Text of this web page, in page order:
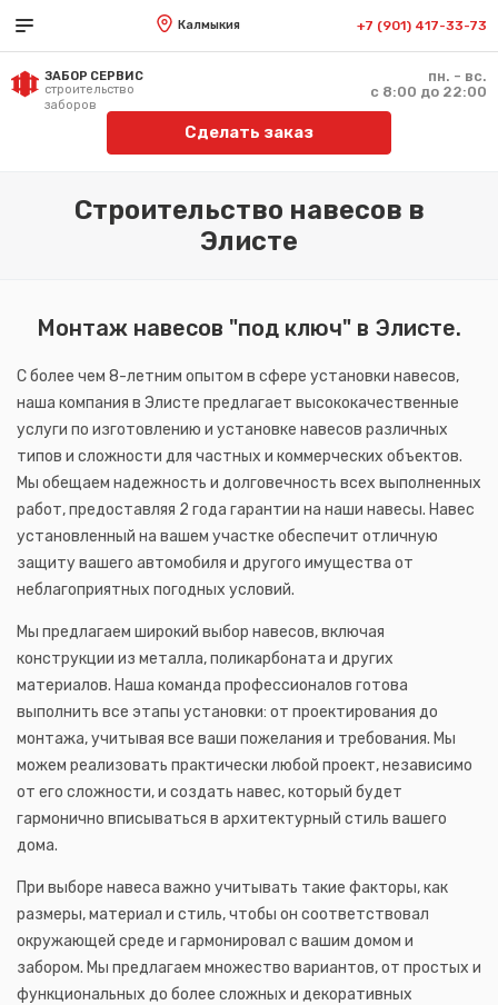
Калмыкия +7 (901) 417-33-73
ЗАБОР СЕРВИС
строительство
заборов
пн. - вс.
с 8:00 до 22:00
Сделать заказ
Строительство навесов в
Элисте
Монтаж навесов "под ключ" в Элисте.
С более чем 8-летним опытом в сфере установки навесов,
наша компания в Элисте предлагает высококачественные
услуги по изготовлению и установке навесов различных
типов и сложности для частных и коммерческих объектов.
Мы обещаем надежность и долговечность всех выполненных
работ, предоставляя 2 года гарантии на наши навесы. Навес
установленный на вашем участке обеспечит отличную
защиту вашего автомобиля и другого имущества от
неблагоприятных погодных условий.
Мы предлагаем широкий выбор навесов, включая
конструкции из металла, поликарбоната и других
материалов. Наша команда профессионалов готова
выполнить все этапы установки: от проектирования до
монтажа, учитывая все ваши пожелания и требования. Мы
можем реализовать практически любой проект, независимо
от его сложности, и создать навес, который будет
гармонично вписываться в архитектурный стиль вашего
дома.
При выборе навеса важно учитывать такие факторы, как
размеры, материал и стиль, чтобы он соответствовал
окружающей среде и гармонировал с вашим домом и
забором. Мы предлагаем множество вариантов, от простых и
функциональных до более сложных и декоративных